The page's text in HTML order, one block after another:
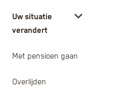
Uw situatie
verandert
Met pensioen gaan
Overlijden